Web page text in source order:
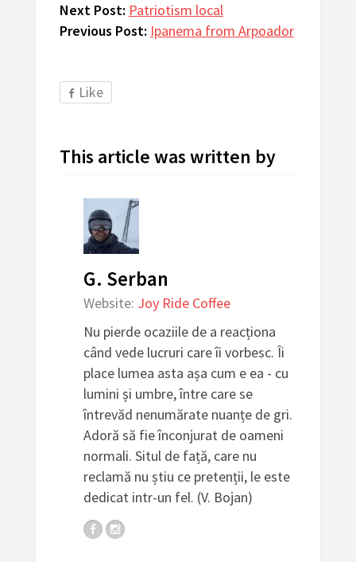
Next Post: Patriotism local
Previous Post: Ipanema from Arpoador
Like
This article was written by
G. Serban
Website: Joy Ride Coffee
Nu pierde ocaziile de a reacționa
când vede lucruri care îi vorbesc. Îi
place lumea asta așa cum e ea - cu
lumini și umbre, între care se
întrevăd nenumărate nuanțe de gri.
Adoră să fie înconjurat de oameni
normali. Situl de față, care nu
reclamă nu știu ce pretenții, le este
dedicat intr-un fel. (V. Bojan)